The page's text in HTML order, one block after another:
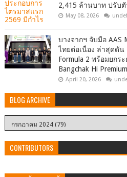
2,415 ล้านบาท ปรับ
May 08, 2026
บางจากฯ จับมือ AAS
ไทยต่อเนื่อง ล่าสุดดั
Formula 2 พร้อมยก
Bangchak Hi
April 20, 2026
BLOG ARCHIVE
CONTRIBUTORS